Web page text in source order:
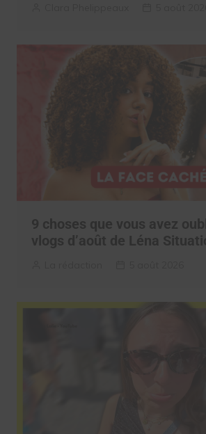
9 choses que vous avez
vlogs d’août de Léna